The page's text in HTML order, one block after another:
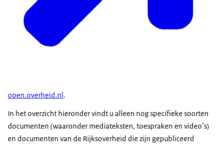
open.overheid.nl.
In het overzicht hieronder vindt u alleen nog specifieke soorten
documenten (waaronder mediateksten, toespraken en video’s)
en documenten van de Rijksoverheid die zijn gepubliceerd